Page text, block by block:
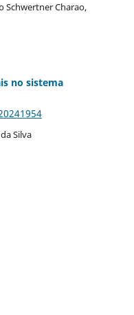
Schwertner Charao,
no sistema
Silva